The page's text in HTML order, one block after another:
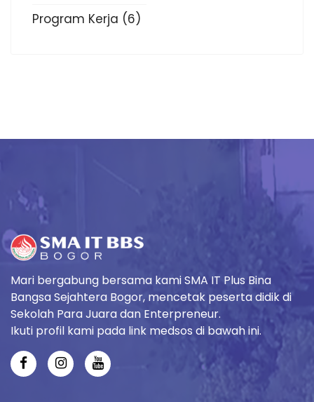
Program Kerja (6)
Mari bergabung bersama kami SMA IT Plus Bina
Bangsa Sejahtera Bogor, mencetak peserta didik di
Sekolah Para Juara dan Enterpreneur.
Ikuti profil kami pada link medsos di bawah ini.